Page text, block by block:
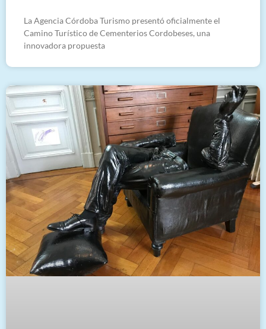
La Agencia Córdoba Turismo presentó oficialmente el
Camino Turístico de Cementerios Cordobeses, una
innovadora propuesta